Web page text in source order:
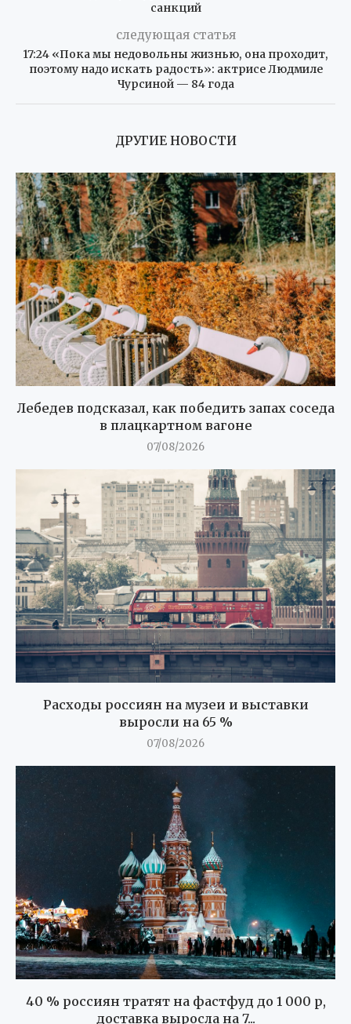
санкций
следующая статья
17:24 «Пока мы недовольны жизнью, она проходит,
поэтому надо искать радость»: актрисе Людмиле
Чурсиной — 84 года
ДРУГИЕ НОВОСТИ
Лебедев подсказал, как победить запах соседа
в плацкартном вагоне
07/08/2026
Расходы россиян на музеи и выставки
выросли на 65 %
07/08/2026
40 % россиян тратят на фастфуд до 1 000 р,
доставка выросла на 7...